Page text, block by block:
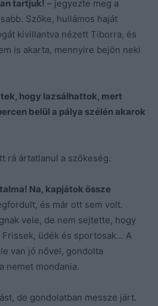
tartjuk! – jegyezte meg a
Szőke, hullámos haját
kivillantva nézett Tiborra, és
is akarta, mennyire bejön neki
hogy lazsálhattok, mert
belül a pálya szélén akarok
rá ártatlanul a szőkeség.
Na, kapjátok össze
és már ott sem volt.
vele, de nem sejtette, hogy
üdék és sportosak… A
van jó nővel, gondolta
nemet mondania.
de gondolatban messze járt.